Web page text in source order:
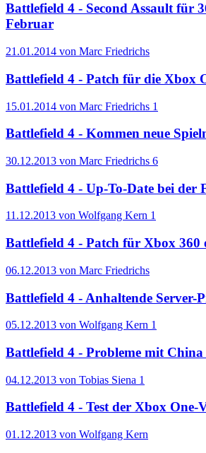
Battlefield 4 - Second Assault für
Februar
21.01.2014 von Marc Friedrichs
Battlefield 4 - Patch für die Xbox
15.01.2014 von Marc Friedrichs 1
Battlefield 4 - Kommen neue
30.12.2013 von Marc Friedrichs 6
Battlefield 4 - Up-To-Date bei der
11.12.2013 von Wolfgang Kern 1
Battlefield 4 - Patch für Xbox 360
06.12.2013 von Marc Friedrichs
Battlefield 4 - Anhaltende Server-
05.12.2013 von Wolfgang Kern 1
Battlefield 4 - Probleme mit
04.12.2013 von Tobias Siena 1
Battlefield 4 - Test der Xbox One-
01.12.2013 von Wolfgang Kern